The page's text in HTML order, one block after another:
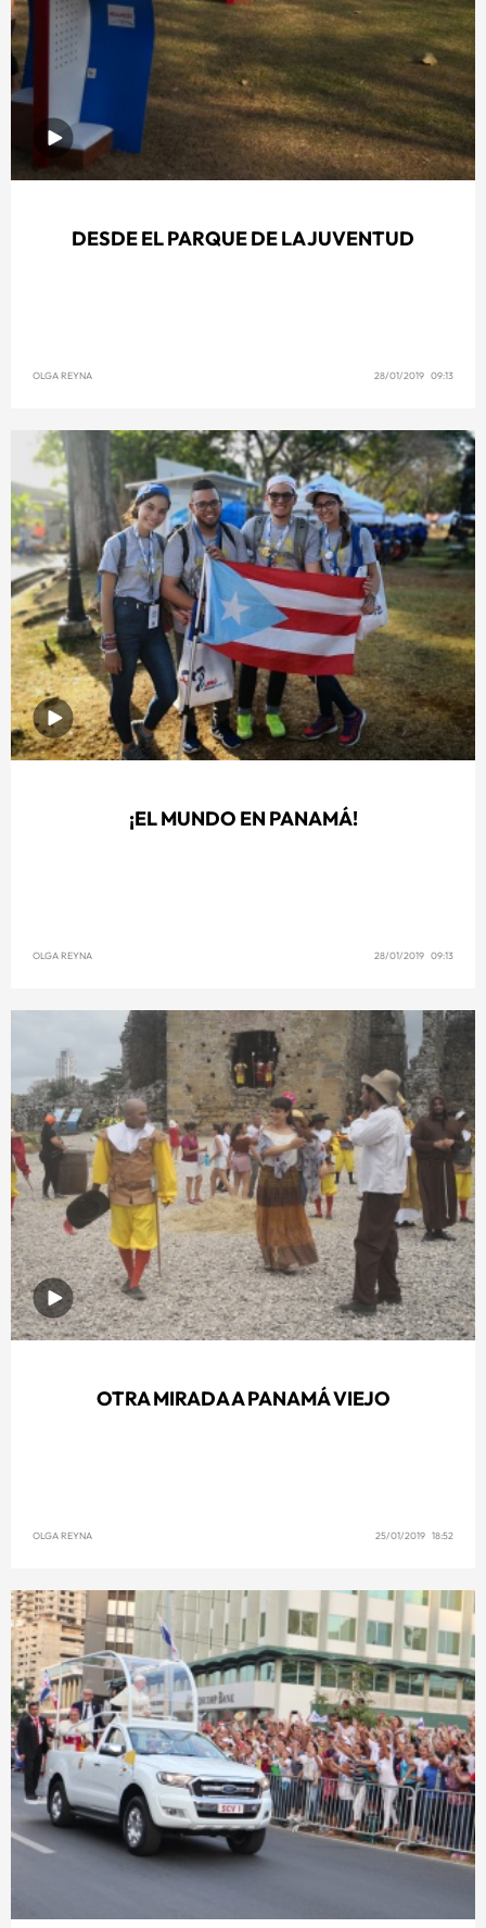
DESDE EL PARQUE DE LA JUVENTUD
OLGA REYNA 28/01/2019 09:13
¡EL MUNDO EN PANAMÁ!
OLGA REYNA 28/01/2019 09:13
OTRA MIRADA A PANAMÁ VIEJO
OLGA REYNA 25/01/2019 18:52